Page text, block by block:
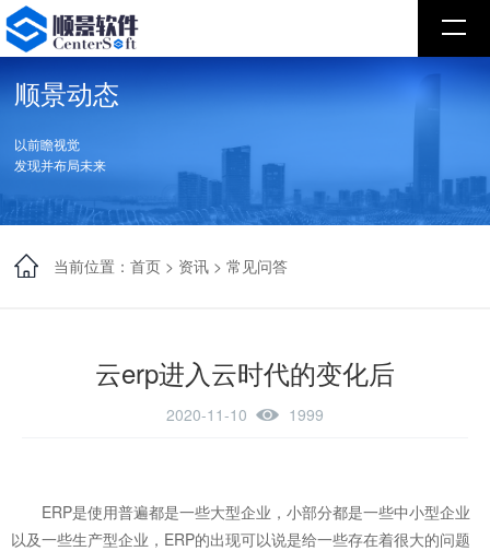
顺景动态
以前瞻视觉
发现并布局未来
当前位置：首页 > 资讯 >常见问答
云erp进入云时代的变化后
2020-11-10 1999
ERP是使用普遍都是一些大型企业，小部分都是一些中小型企业
以及一些生产型企业，ERP的出现可以说是给一些存在着很大的问题